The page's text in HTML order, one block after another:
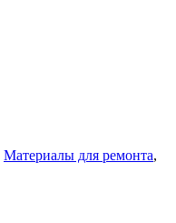
Материалы для ремонта,